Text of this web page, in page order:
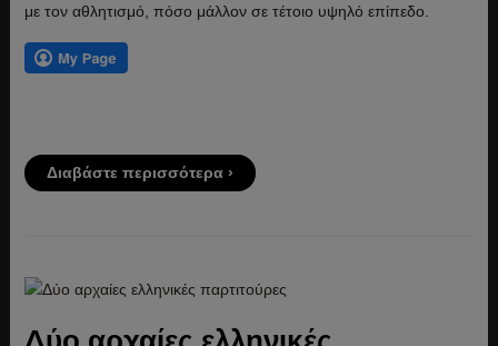
με τον αθλητισμό, πόσο μάλλον σε τέτοιο υψηλό επίπεδο.
Διαβάστε περισσότερα ›